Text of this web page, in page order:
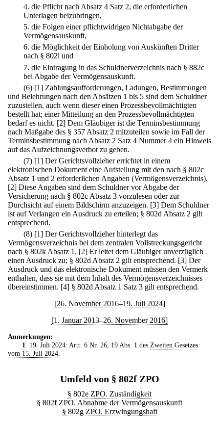
4. die Pflicht nach Absatz 4 Satz 2, die erforderlichen
Unterlagen beizubringen,
5. die Folgen einer pflichtwidrigen Nichtabgabe der
Vermögensauskunft,
6. die Möglichkeit der Einholung von Auskünften Dritter
nach § 802l und
7. die Eintragung in das Schuldnerverzeichnis nach § 882c
bei Abgabe der Vermögensauskunft.
(6) [1] Zahlungsaufforderungen, Ladungen, Bestimmungen
und Belehrungen nach den Absätzen 1 bis 5 sind dem Schuldner
zuzustellen, auch wenn dieser einen Prozessbevollmächtigten
bestellt hat; einer Mitteilung an den Prozessbevollmächtigten
bedarf es nicht. [2] Dem Gläubiger ist die Terminsbestimmung
nach Maßgabe des § 357 Absatz 2 mitzuteilen sowie im Fall der
Terminsbestimmung nach Absatz 2 Satz 4 Nummer 4 ein Hinweis
auf das Aufzeichnungsverbot zu geben.
(7) [1] Der Gerichtsvollzieher errichtet in einem
elektronischen Dokument eine Aufstellung mit den nach § 802c
Absatz 1 und 2 erforderlichen Angaben (Vermögensverzeichnis).
[2] Diese Angaben sind dem Schuldner vor Abgabe der
Versicherung nach § 802c Absatz 3 vorzulesen oder zur
Durchsicht auf einem Bildschirm anzuzeigen. [3] Dem Schuldner
ist auf Verlangen ein Ausdruck zu erteilen; § 802d Absatz 2 gilt
entsprechend.
(8) [1] Der Gerichtsvollzieher hinterlegt das
Vermögensverzeichnis bei dem zentralen Vollstreckungsgericht
nach § 802k Absatz 1. [2] Er leitet dem Gläubiger unverzüglich
einen Ausdruck zu; § 802d Absatz 2 gilt entsprechend. [3] Der
Ausdruck und das elektronische Dokument müssen den Vermerk
enthalten, dass sie mit dem Inhalt des Vermögensverzeichnisses
übereinstimmen. [4] § 802d Absatz 1 Satz 3 gilt entsprechend.
[26. November 2016–19. Juli 2024]
[1. Januar 2013–26. November 2016]
Anmerkungen:
1. 19. Juli 2024: Artt. 6 Nr. 26, 19 Abs. 1 des Zweiten Gesetzes
vom 15. Juli 2024.
Umfeld von § 802f ZPO
§ 802e ZPO. Zuständigkeit
§ 802f ZPO. Abnahme der Vermögensauskunft
§ 802g ZPO. Erzwingungshaft